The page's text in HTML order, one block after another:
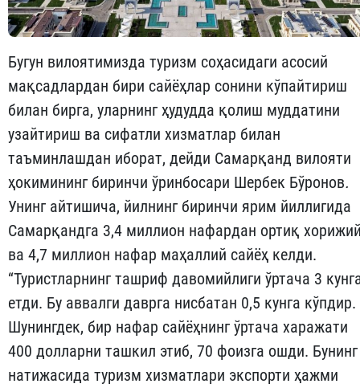
Бугун вилоятимизда туризм соҳасидаги асосий
мақсадлардан бири сайёҳлар сонини кўпайтириш
билан бирга, уларнинг ҳудудда қолиш муддатини
узайтириш ва сифатли хизматлар билан
таъминлашдан иборат, дейди Самарқанд вилояти
ҳокимининг биринчи ўринбосари Шербек Бўронов.
Унинг айтишича, йилнинг биринчи ярим йиллигида
Самарқандга 3,4 миллион нафардан ортиқ
ва 4,7 миллион нафар маҳаллий сайёҳ келди.
“Туристларнинг ташриф давомийлиги ўртача 3
етди. Бу аввалги даврга нисбатан 0,5 кунга кўпдир.
Шунингдек, бир нафар сайёҳнинг ўртача харажати
400 долларни ташкил этиб, 70 фоизга ошди. Бунинг
натижасида туризм хизматлари экспорти ҳажми